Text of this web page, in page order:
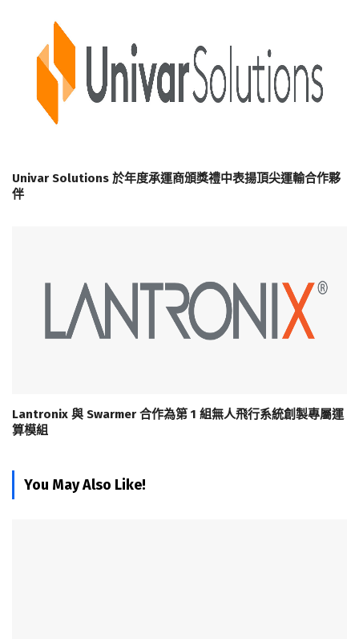
Univar Solutions 於年度承運商頒獎禮中表揚頂尖運輸合作夥
伴
Lantronix 與 Swarmer 合作為第 1 組無人飛行系統創製專屬運
算模組
You May Also Like!